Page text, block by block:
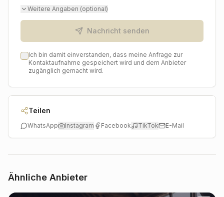
und genießen Sie die wunderbaren Momente Ihrer
Weitere Angaben (optional)
Nachricht senden
Ich bin damit einverstanden, dass meine Anfrage zur
Kontaktaufnahme gespeichert wird und dem Anbieter
zugänglich gemacht wird.
Teilen
WhatsApp Instagram Facebook TikTok E-Mail
Ähnliche Anbieter